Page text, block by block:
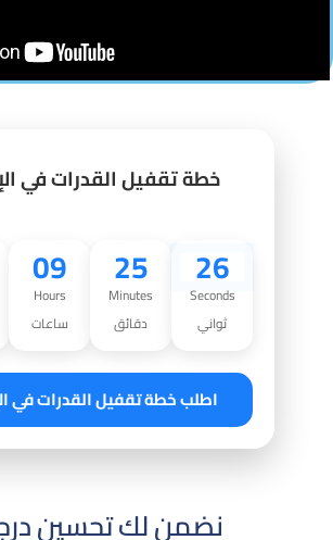
خطة تقفيل القدرات في
09
Hours
ساعات
25
Minutes
دقائق
25
Seconds
ثواني
اطلب خطة تقفيل القدرات في
نضمن لك تحسين